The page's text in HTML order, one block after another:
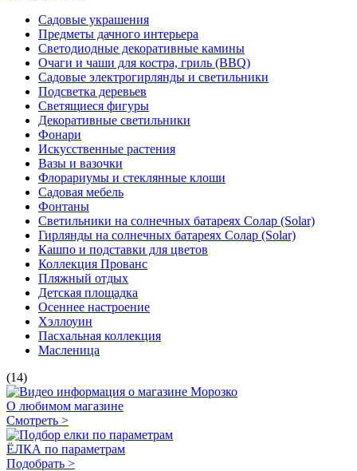
Садовые украшения
Предметы дачного интерьера
Светодиодные декоративные камины
Очаги и чаши для костра, гриль (BBQ)
Садовые электрогирлянды и светильники
Подсветка деревьев
Светящиеся фигуры
Декоративные светильники
Фонари
Искусственные растения
Вазы и вазочки
Флорариумы и стеклянные клоши
Садовая мебель
Фонтаны
Светильники на солнечных батареях Солар (Solar)
Гирлянды на солнечных батареях Солар (Solar)
Кашпо и подставки для цветов
Коллекция Прованс
Пляжный отдых
Детская площадка
Осеннее настроение
Хэллоуин
Пасхальная коллекция
Масленица
(14)
О любимом магазине
Смотреть >
ЁЛКА по параметрам
Подобрать >